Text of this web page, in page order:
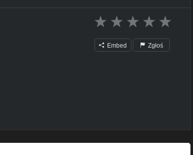
Embed Zgłoś